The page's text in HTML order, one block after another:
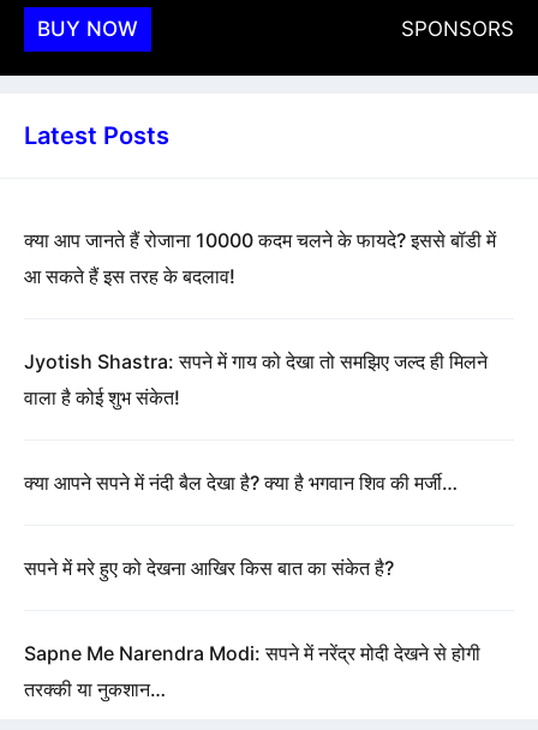
BUY NOW SPONSORS
Latest Posts
क्या आप जानते हैं रोजाना 10000 कदम चलने के फायदे? इससे बॉडी में
आ सकते हैं इस तरह के बदलाव!
Jyotish Shastra: सपने में गाय को देखा तो समझिए जल्द ही मिलने
वाला है कोई शुभ संकेत!
क्या आपने सपने में नंदी बैल देखा है? क्या है भगवान शिव की मर्जी…
सपने में मरे हुए को देखना आखिर किस बात का संकेत है?
Sapne Me Narendra Modi: सपने में नरेंद्र मोदी देखने से होगी
तरक्की या नुकशान…